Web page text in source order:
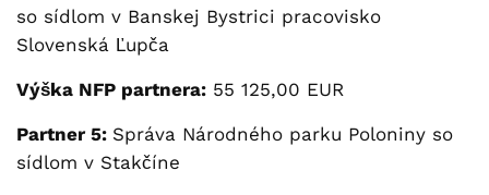
so sídlom v Banskej Bystrici pracovisko
Slovenská Ľupča
Výška NFP partnera: 55 125,00 EUR
Partner 5: Správa Národného parku Poloniny so
sídlom v Stakčíne